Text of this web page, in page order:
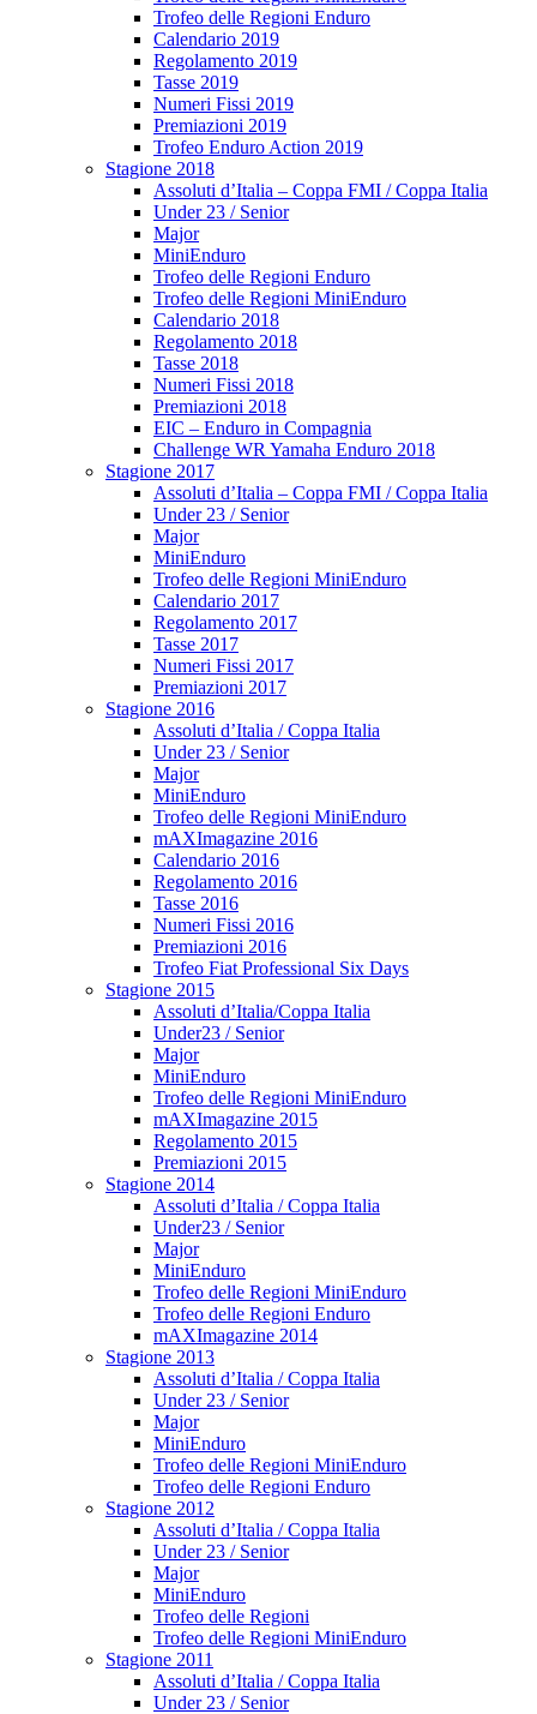
Trofeo delle Regioni Enduro
Calendario 2019
Regolamento 2019
Tasse 2019
Numeri Fissi 2019
Premiazioni 2019
Trofeo Enduro Action 2019
Stagione 2018
Assoluti d’Italia – Coppa FMI / Coppa Italia
Under 23 / Senior
Major
MiniEnduro
Trofeo delle Regioni Enduro
Trofeo delle Regioni MiniEnduro
Calendario 2018
Regolamento 2018
Tasse 2018
Numeri Fissi 2018
Premiazioni 2018
EIC – Enduro in Compagnia
Challenge WR Yamaha Enduro 2018
Stagione 2017
Assoluti d’Italia – Coppa FMI / Coppa Italia
Under 23 / Senior
Major
MiniEnduro
Trofeo delle Regioni MiniEnduro
Calendario 2017
Regolamento 2017
Tasse 2017
Numeri Fissi 2017
Premiazioni 2017
Stagione 2016
Assoluti d’Italia / Coppa Italia
Under 23 / Senior
Major
MiniEnduro
Trofeo delle Regioni MiniEnduro
mAXImagazine 2016
Calendario 2016
Regolamento 2016
Tasse 2016
Numeri Fissi 2016
Premiazioni 2016
Trofeo Fiat Professional Six Days
Stagione 2015
Assoluti d’Italia/Coppa Italia
Under23 / Senior
Major
MiniEnduro
Trofeo delle Regioni MiniEnduro
mAXImagazine 2015
Regolamento 2015
Premiazioni 2015
Stagione 2014
Assoluti d’Italia / Coppa Italia
Under23 / Senior
Major
MiniEnduro
Trofeo delle Regioni MiniEnduro
Trofeo delle Regioni Enduro
mAXImagazine 2014
Stagione 2013
Assoluti d’Italia / Coppa Italia
Under 23 / Senior
Major
MiniEnduro
Trofeo delle Regioni MiniEnduro
Trofeo delle Regioni Enduro
Stagione 2012
Assoluti d’Italia / Coppa Italia
Under 23 / Senior
Major
MiniEnduro
Trofeo delle Regioni
Trofeo delle Regioni MiniEnduro
Stagione 2011
Assoluti d’Italia / Coppa Italia
Under 23 / Senior